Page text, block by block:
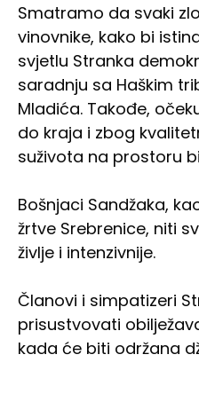
Smatramo da svaki
vinovnike, kako bi
svjetlu Stranka
saradnju sa Haškim
Mladića. Takođe,
do kraja i zbog
suživota na prostoru
Bošnjaci Sandžaka,
žrtve Srebrenice, niti
življe i intenzivnije.
Članovi i simpatizeri
prisustvovati
kada će biti održana